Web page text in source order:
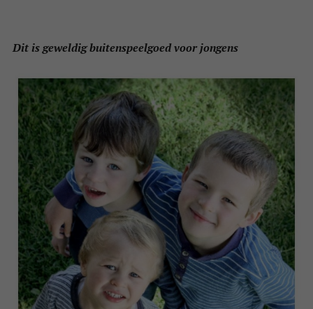
Dit is geweldig buitenspeelgoed voor jongens